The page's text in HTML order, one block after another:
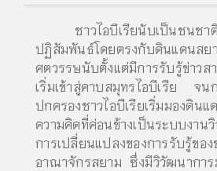
ชาวไอบีเรียนับเป็นชนชา
ปฏิสัมพันธ์โดยตรงกับดินแดนสย
ศตวรรษนับตั้งแต่มีการรับรู้ข่าวส
เริ่มเข้าสู่คาบสมุทรไอบีเรีย จน
ปกครองชาวไอบีเรียเริ่มมองดิน
ความคิดที่ค่อนข้างเป็นระบบงาน
การเปลี่ยนแปลงของการรับรู้ของ
อาณาจักรสยาม ซึ่งมีวิวัฒนาการ